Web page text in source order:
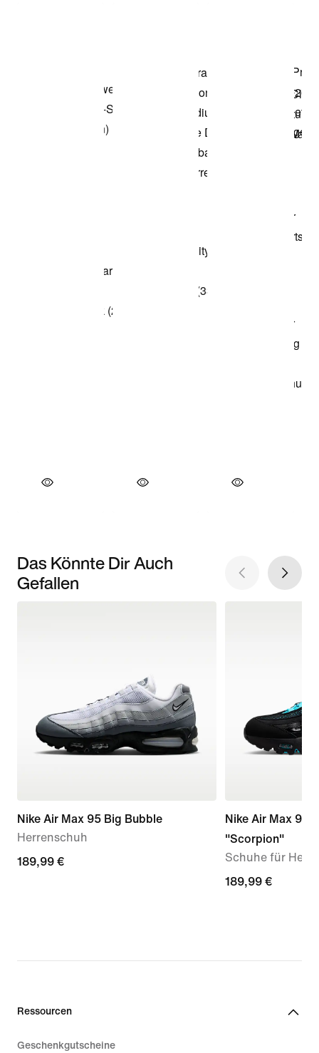
Das Könnte Dir Auch
Gefallen
Nike Air Max 95 Big Bubble
Herrenschuh
189,99 €
189,99 €
Nike Air Max 95
"Scorpion"
Schuhe für
189,99 €
189,99 €
Ressourcen
Geschenkgutscheine